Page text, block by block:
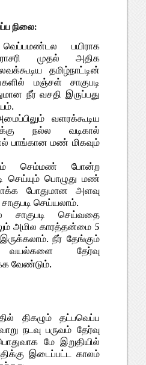
நிலை:
பயிராக
முதல் அதிக
தமிழ்நாட்டின்
மஞ்சள் சாகுபடி
நீர் வசதி இருப்பது
வளரக்கூடிய
நல்ல வடிகால்
பாங்கான மண் மிகவும்
செம்மண் போன்ற
செய்யும் பொழுது மண்
போதுமான அளவு
செய்யலாம்.
செய்வதை
அமில காரத்தன்மை 5
நீர் தேங்கும்
வயல்களை தேர்வு
வேண்டும்.
திகழும் தட்பவெப்ப
நடவு பருவம் தேர்வு
மே இறுதியில்
இடைப்பட்ட காலம்